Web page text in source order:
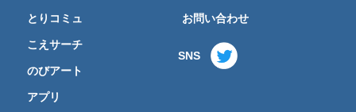
とりコミュ
こえサーチ
のびアート
アプリ
お問い合わせ
SNS